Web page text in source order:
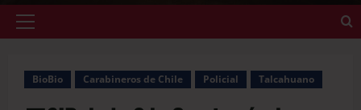
BioBio Carabineros de Chile Policial Talcahuano